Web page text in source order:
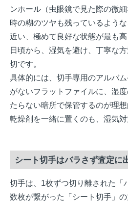
ンホール（虫眼鏡で見た際の微
時の糊のツヤも残っているよう
近い、極めて良好な状態が最も高
日頃から、湿気を避け、丁寧な
切です。
具体的には、切手専用のアルバ
がないフラットファイルに、湿
たらない暗所で保管するのが理想
乾燥剤を一緒に置くのも、湿気対
シート切手はバラさず査定に
切手は、1枚ずつ切り離された「
数枚が繋がった「シート切手」